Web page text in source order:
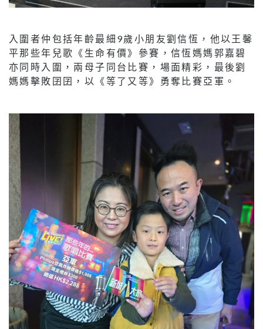
入圍者仲包括年齡最細9歲小朋友劉信恆，他以王馨
平那些年兒歌《生命有價》參賽，信恆媽媽郭嘉碧
亦同時入圍，兩母子同台比賽，場面精彩，最後劉
媽媽擊敗囝囝，以《等了又等》勇奪比賽亞軍。